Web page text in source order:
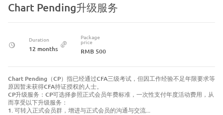
Chart Pending升级服务
Duration
12 months
Package
price
RMB 500
Chart Pending（CP）指已经通过CFA三级考试，但因工作经验不足年限要求等
原因暂未获得CFA持证授权的人士。
CP升级服务：CP可选择参照正式会员年费标准，一次性支付年度活动费用，从
而享受以下升级服务：
1. 可转入正式会员群，增进与正式会员的沟通与交流...